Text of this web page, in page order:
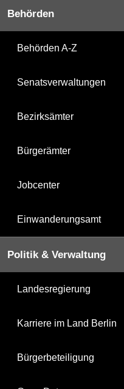
Behörden
Behörden A-Z
Senatsverwaltungen
Bezirksämter
Bürgerämter
Jobcenter
Einwanderungsamt
Politik & Verwaltung
Landesregierung
Karriere im Land Berlin
Bürgerbeteiligung